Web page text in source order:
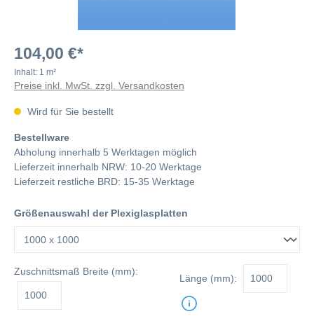
104,00 €*
Inhalt: 1 m²
Preise inkl. MwSt. zzgl. Versandkosten
Wird für Sie bestellt
Bestellware
Abholung innerhalb 5 Werktagen möglich
Lieferzeit innerhalb NRW: 10-20 Werktage
Lieferzeit restliche BRD: 15-35 Werktage
Größenauswahl der Plexiglasplatten
Zuschnittsmaß Breite (mm):
Länge (mm):